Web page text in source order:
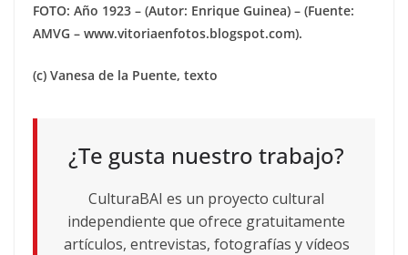
FOTO: Año 1923 – (Autor: Enrique Guinea) – (Fuente:
AMVG – www.vitoriaenfotos.blogspot.com).
(c) Vanesa de la Puente, texto
¿Te gusta nuestro trabajo?
CulturaBAI es un proyecto cultural
independiente que ofrece gratuitamente
artículos, entrevistas, fotografías y vídeos